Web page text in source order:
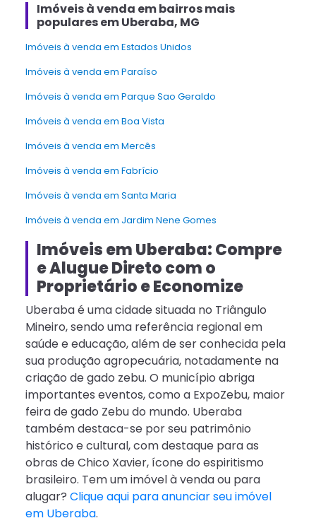
Imóveis à venda em bairros mais
populares em Uberaba, MG
Imóveis à venda em Estados Unidos
Imóveis à venda em Paraíso
Imóveis à venda em Parque Sao Geraldo
Imóveis à venda em Boa Vista
Imóveis à venda em Mercês
Imóveis à venda em Fabrício
Imóveis à venda em Santa Maria
Imóveis à venda em Jardim Nene Gomes
Imóveis em Uberaba: Compre
e Alugue Direto com o
Proprietário e Economize
Uberaba é uma cidade situada no Triângulo
Mineiro, sendo uma referência regional em
saúde e educação, além de ser conhecida pela
sua produção agropecuária, notadamente na
criação de gado zebu. O município abriga
importantes eventos, como a ExpoZebu, maior
feira de gado Zebu do mundo. Uberaba
também destaca-se por seu patrimônio
histórico e cultural, com destaque para as
obras de Chico Xavier, ícone do espiritismo
brasileiro. Tem um imóvel à venda ou para
alugar? Clique aqui para anunciar seu imóvel
em Uberaba.